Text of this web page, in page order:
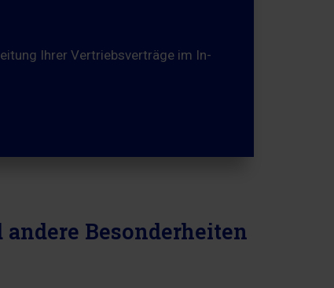
Ihrer Vertriebsverträge im In-
Besonderheiten